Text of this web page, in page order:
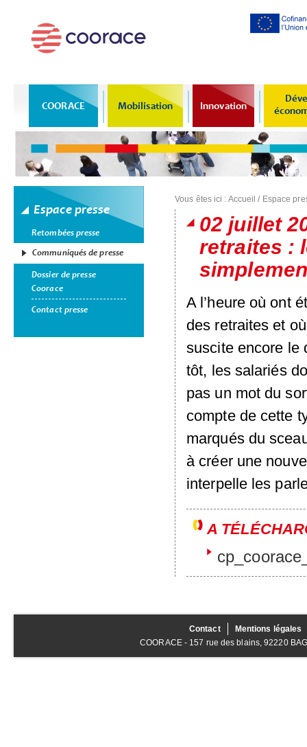
COORACE Mobilisation Innovation
Espace presse
Retombées presse
Communiqués de presse
Dossier de presse
Coorace
Contact presse
Vous êtes ici : Accueil / Espace
02 juillet
retraites :
A l’heure où ont
des retraites et
suscite encore le
tôt, les salariés
pas un mot du
compte de cette
marqués du
à créer une
interpelle les
A
Contact
Mentions légales
COORACE - 157 rue des blains, 92220